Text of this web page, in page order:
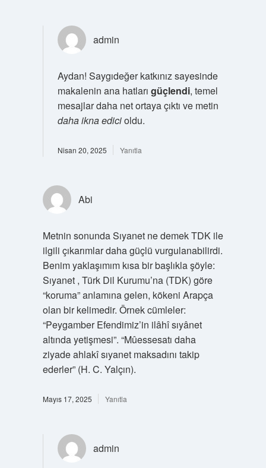
admin
Aydan! Saygıdeğer katkınız sayesinde
makalenin ana hatları güçlendi, temel
mesajlar daha net ortaya çıktı ve metin
daha ikna edicioldu.
Nisan 20, 2025 Yanıtla
Abi
Metnin sonunda Sıyanet ne demek TDK ile
ilgili çıkarımlar daha güçlü vurgulanabilirdi.
Benim yaklaşımım kısa bir başlıkla şöyle:
Sıyanet , Türk Dil Kurumu’na (TDK) göre
“koruma” anlamına gelen, kökeni Arapça
olan bir kelimedir. Örnek cümleler:
“Peygamber Efendimiz’in ilâhî sıyânet
altında yetişmesi”. “Mûessesatı daha
ziyade ahlakî sıyanet maksadını takip
ederler” (H. C. Yalçın).
Mayıs 17, 2025 Yanıtla
admin